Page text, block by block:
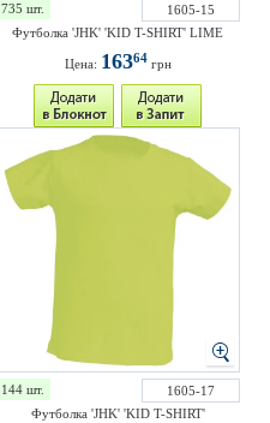
735 шт.
1605-15
Футболка 'JHK' 'KID T-SHIRT' LIME
Цена: 16364грн
144 шт.
1605-17
Футболка 'JHK' 'KID T-SHIRT'